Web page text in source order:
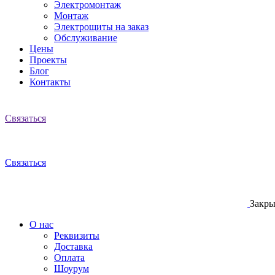
Электромонтаж
Монтаж
Электрощиты на заказ
Обслуживание
Цены
Проекты
Блог
Контакты
Связаться
Связаться
О нас
Реквизиты
Доставка
Оплата
Шоурум